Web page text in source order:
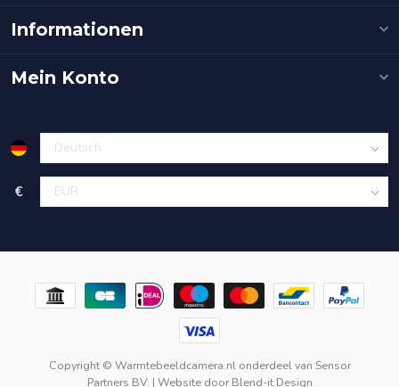
Informationen
Mein Konto
€
Copyright © Warmtebeeldcamera.nl onderdeel van Sensor
Partners BV. | Website doorBlend-it Design